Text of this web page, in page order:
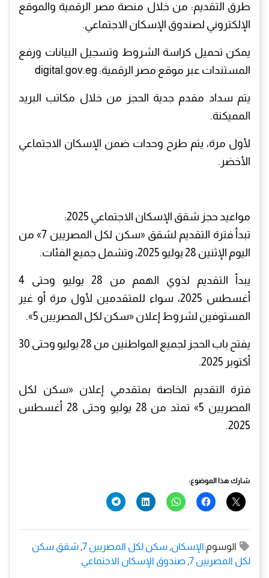
طرق التقديم: من خلال منصة مصر الرقمية والموقع
الإلكتروني لصندوق الإسكان الاجتماعي.
يمكن تحميل كراسة الشروط وتسجيل البيانات ورفع
المستندات عبر موقع مصر الرقمية: digital.gov.eg
يتم سداد مقدم جدية الحجز من خلال مكاتب البريد
المميكنة.
لأول مرة، يتم طرح وحدات ضمن الإسكان الاجتماعي
الأخضر.
مواعيد حجز شقق الإسكان الاجتماعي 2025:
تبدأ فترة التقديم لشقق «سكن لكل المصريين 7» من
اليوم الإثنين 28 يوليو 2025، وتشمل جميع الفئات.
يبدأ التقديم لذوي الهمم من 28 يوليو وحتى 4
أغسطس 2025، سواء للمتقدمين لأول مرة أو غير
المستوفين لشروط إعلان «سكن لكل المصريين 5».
يفتح باب الحجز لجميع المواطنين من 28 يوليو وحتى 30
أكتوبر 2025.
فترة التقديم الخاصة بمتقدمي إعلان «سكن لكل
المصريين 5» تمتد من 28 يوليو وحتى 28 أغسطس
2025.
شارك هذا الموضوع:
الوسوم:الإسكان, سكن لكل المصريين 7 , شقق سكن
لكل المصريين 7
, صندوق الإسكان الاجتماعي